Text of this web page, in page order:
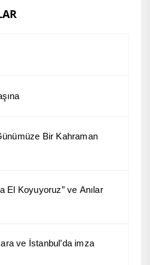
Bir Kahraman
El Koyuyoruz” ve Anılar
ve İstanbul’da imza